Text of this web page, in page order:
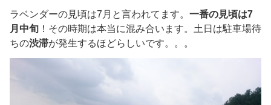
ラベンダーの見頃は7月と言われてます。 一番の見頃は7
月中旬 ！その時期は本当に混み合います。土日は駐車場待
ちの渋滞が発生するほどらしいです。。。